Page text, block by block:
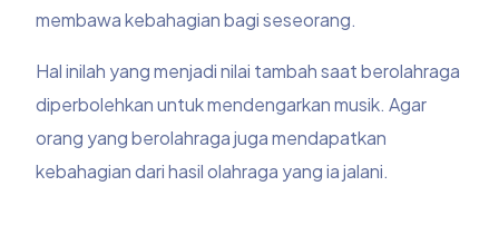
membawa kebahagian bagi seseorang.
Hal inilah yang menjadi nilai tambah saat berolahraga
diperbolehkan untuk mendengarkan musik. Agar
orang yang berolahraga juga mendapatkan
kebahagian dari hasil olahraga yang ia jalani.